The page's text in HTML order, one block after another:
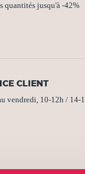
quantités jusqu'à -42%
CLIENT
vendredi, 10-12h / 14-